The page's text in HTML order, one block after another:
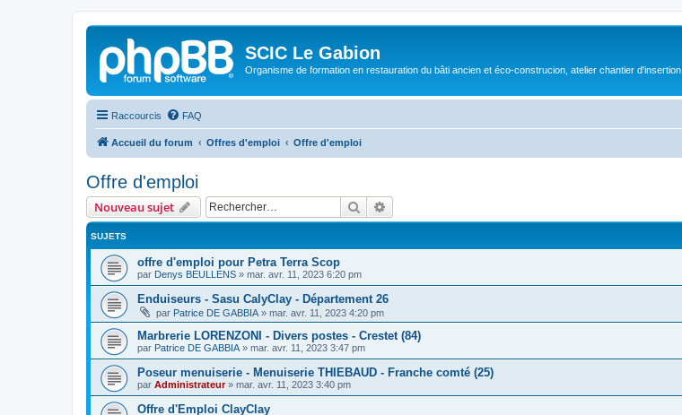
SCIC Le Gabion
Organisme de formation en restauration du bâti ancien et éco-construcion, atelier chantier d'insertion
Raccourcis FAQ
Accueil du forum Offres d'emploi Offre d'emploi
Offre d'emploi
Nouveau sujet Rechercher
SUJETS
offre d'emploi pour Petra Terra Scop
par Denys BEULLENS » mar. avr. 11, 2023 6:20 pm
Enduiseurs - Sasu CalyClay - Département 26
par Patrice DE GABBIA » mar. avr. 11, 2023 4:20 pm
Marbrerie LORENZONI - Divers postes - Crestet (84)
par Patrice DE GABBIA » mar. avr. 11, 2023 3:47 pm
Poseur menuiserie - Menuiserie THIEBAUD - Franche comté (25)
par Administrateur» mar. avr. 11, 2023 3:40 pm
Offre d'Emploi ClayClay